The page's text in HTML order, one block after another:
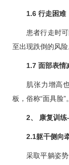
1.6 行走困难
患者行走时
至出现跌倒的风险
1.7 面部表情
肌张力增高
板，俗称“面具脸”。
2、 康复训
2.1躯干侧向
采取平躺姿